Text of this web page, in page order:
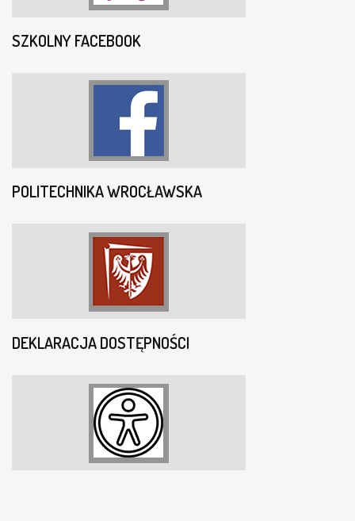
SZKOLNY FACEBOOK
POLITECHNIKA WROCŁAWSKA
DEKLARACJA DOSTĘPNOŚCI